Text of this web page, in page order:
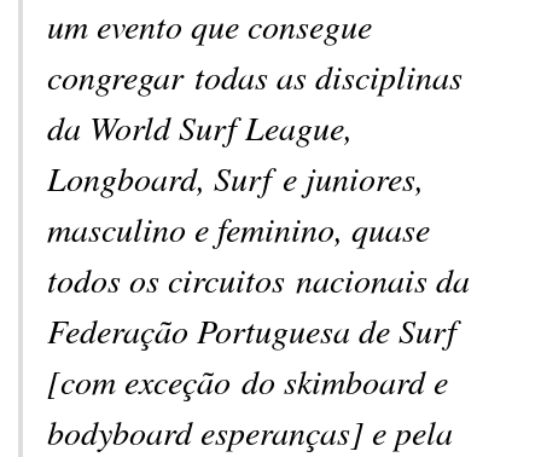
um evento que consegue
congregar todas as disciplinas
da World Surf League,
Longboard, Surf e juniores,
masculino e feminino, quase
todos os circuitos nacionais da
Federação Portuguesa de Surf
[com exceção do skimboard e
bodyboard esperanças] e pela